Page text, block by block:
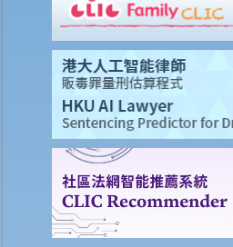
1. 父亲对非婚生子女有父母权利吗？如
注册父亲名字，该名父亲其后是否可以
同意吗？是否需要任何证据（例如脱氧
2. 在香港，同性伴侣是否享有与异性伴
3. 未满18岁的青少年能不顾父母反对整容
4. 与父母职责有关的罪行
5. 体罚与暴力：界限是什么？
管养和监护儿童
A. 由健在的父母委任临时监护人
B. 由法庭委任监护人